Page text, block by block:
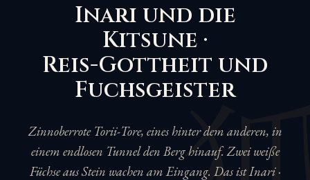
Inari und die
Kitsune ·
Reis-Gottheit und
Fuchsgeister
Zinnoberrote Torii-Tore, eines hinter dem anderen, in
einem endlosen Tunnel den Berg hinauf. Zwei weiße
Füchse aus Stein wachen am Eingang. Das ist Inari ·